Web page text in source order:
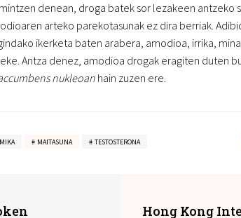
denean, droga batek sor lezakeen antzeko
arteko parekotasunak ez dira berriak.
ikerketa baten arabera, amodioa, irrika,
Antza denez, amodioa drogak eragiten duten
nukleoan hain zuzen ere.
MAITASUNA TESTOSTERONA
Hong Kong